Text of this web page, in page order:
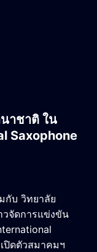
าชาติ ใน
Saxophone